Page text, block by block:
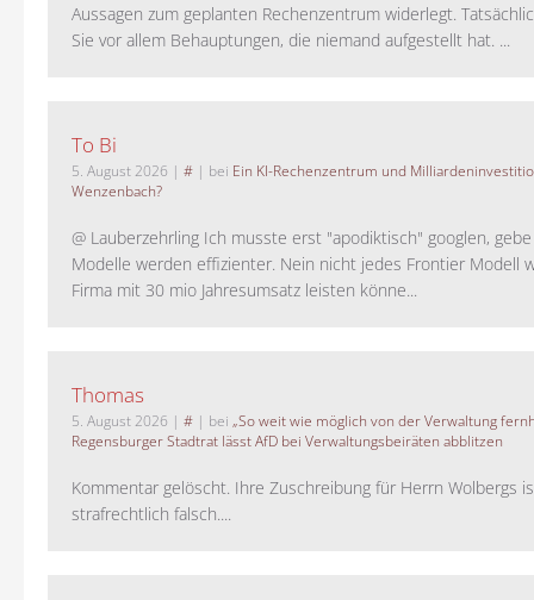
Aussagen zum geplanten Rechenzentrum widerlegt.
Sie vor allem Behauptungen, die niemand aufgestellt hat. ...
To Bi
5. August 2026 | # | bei Ein KI-Rechenzentrum und
Wenzenbach?
@ Lauberzehrling Ich musste erst "apodiktisch" googlen, gebe
Modelle werden effizienter. Nein nicht jedes Frontier Modell
Firma mit 30 mio Jahresumsatz leisten könne...
Thomas
5. August 2026 | # | bei „So weit wie möglich von der Verwaltung
Regensburger Stadtrat lässt AfD bei Verwaltungsbeiräten abblitzen
Kommentar gelöscht. Ihre Zuschreibung für Herrn Wolbergs
strafrechtlich falsch....